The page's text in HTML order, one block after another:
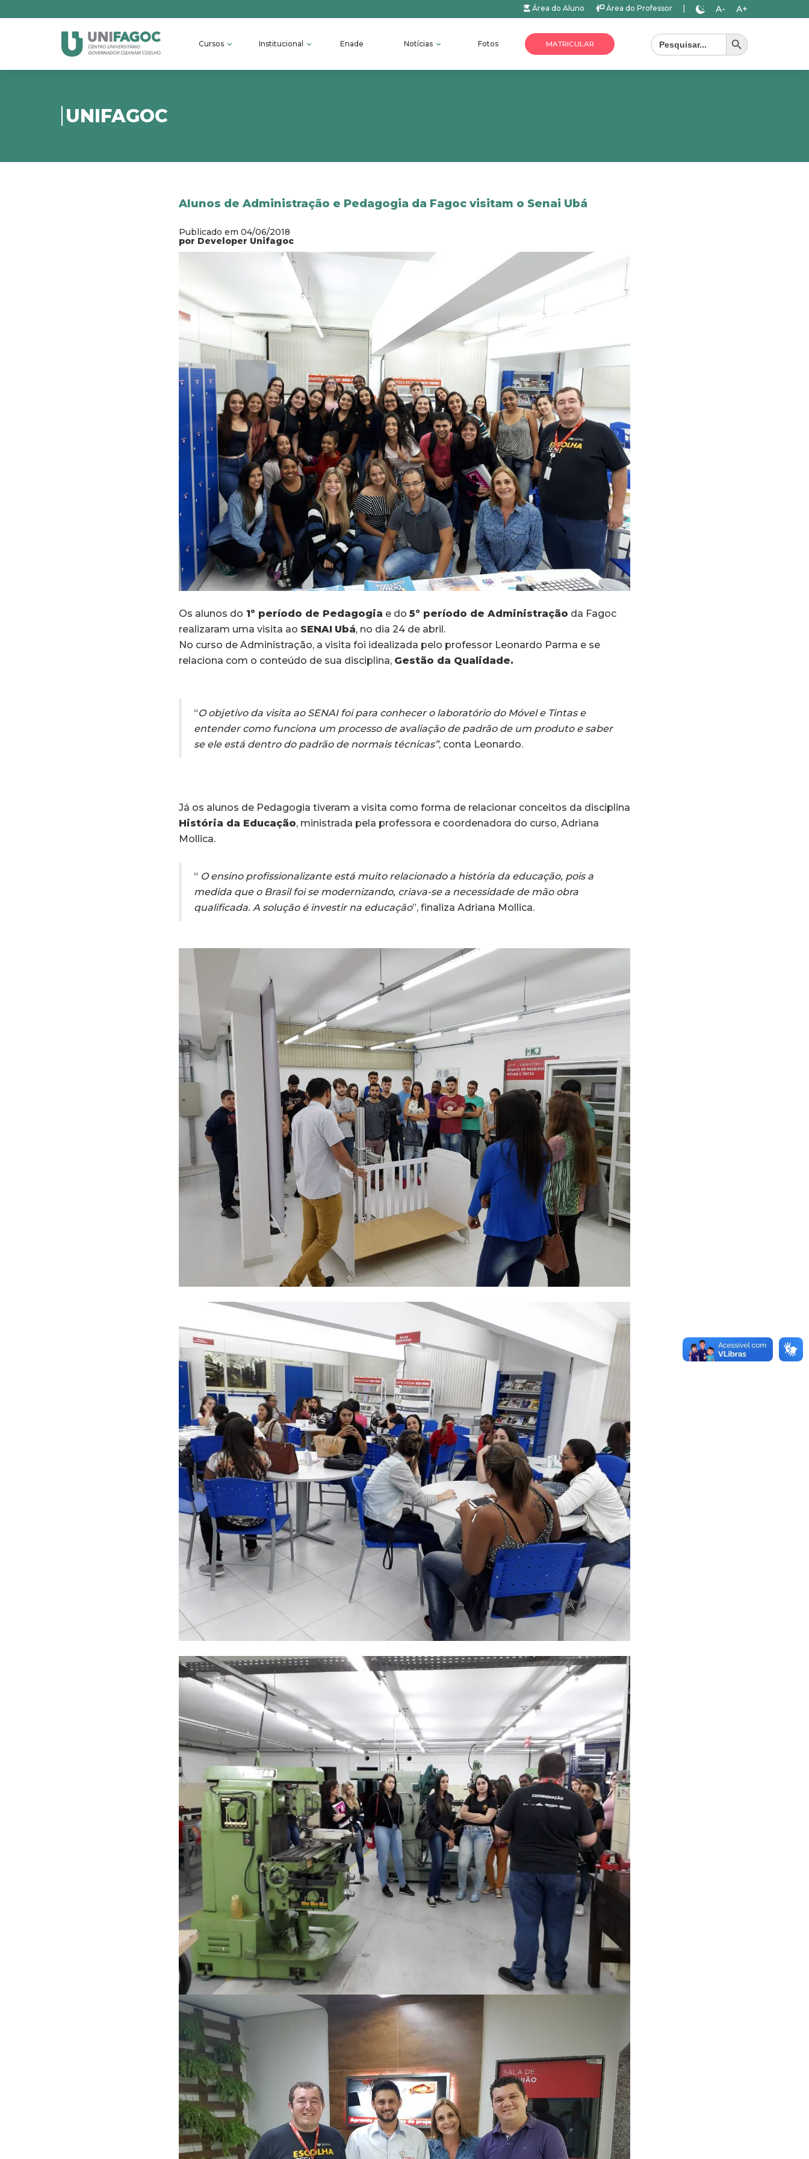
Área do Aluno Área do Professor A- A+
Cursos Institucional Enade Notícias Fotos MATRICULAR
Search
for:
Search Button
UNIFAGOC
Alunos de Administração e Pedagogia da Fagoc visitam o Senai Ubá
Publicado em 04/06/2018
por Developer Unifagoc
Os alunos do 1º período de Pedagogia e do 5º período de Administração da Fagoc
realizaram uma visita ao SENAI Ubá, no dia 24 de abril.
No curso de Administração, a visita foi idealizada pelo professor Leonardo Parma e se
relaciona com o conteúdo de sua disciplina, Gestão da Qualidade.
“O objetivo da visita ao SENAI foi para conhecer o laboratório do Móvel e Tintas e
entender como funciona um processo de avaliação de padrão de um produto e saber
se ele está dentro do padrão de normais técnicas”, conta Leonardo.
Já os alunos de Pedagogia tiveram a visita como forma de relacionar conceitos da disciplina
História da Educação, ministrada pela professora e coordenadora do curso, Adriana
Mollica.
“ O ensino profissionalizante está muito relacionado a história da educação, pois a
medida que o Brasil foi se modernizando, criava-se a necessidade de mão obra
qualificada. A solução é investir na educação”, finaliza Adriana Mollica.